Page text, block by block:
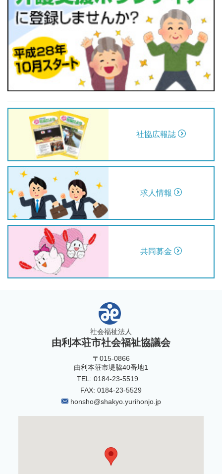
社協広報誌
求人情報
共同募金
社会福祉法人
由利本荘市社会福祉協議会
〒015-0866
由利本荘市堤脇40番地1
TEL: 0184-23-5519
FAX: 0184-23-5529
honsho@shakyo.yurihonjo.jp